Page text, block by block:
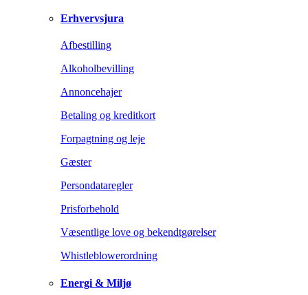
Erhvervsjura
Afbestilling
Alkoholbevilling
Annoncehajer
Betaling og kreditkort
Forpagtning og leje
Gæster
Persondataregler
Prisforbehold
Væsentlige love og bekendtgørelser
Whistleblowerordning
Energi & Miljø